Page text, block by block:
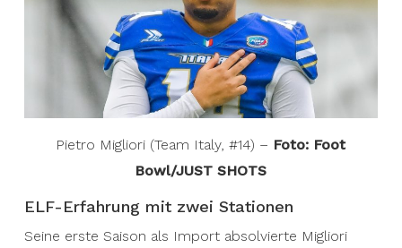
Pietro Migliori (Team Italy, #14) – Foto: Foot
Bowl/JUST SHOTS
ELF-Erfahrung mit zwei Stationen
Seine erste Saison als Import absolvierte Migliori